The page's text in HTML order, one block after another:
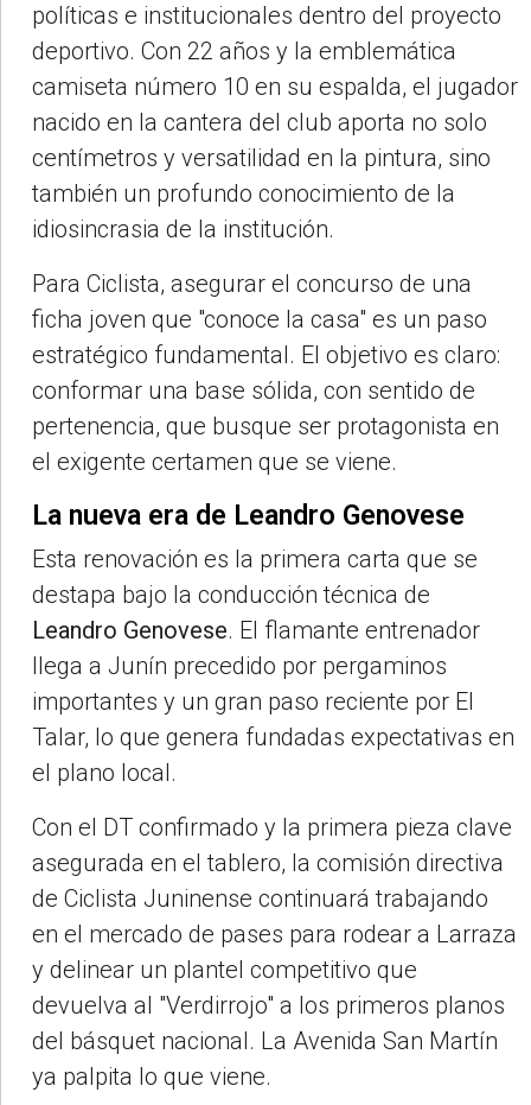
políticas e institucionales dentro del proyecto
deportivo. Con 22 años y la emblemática
camiseta número 10 en su espalda, el jugador
nacido en la cantera del club aporta no solo
centímetros y versatilidad en la pintura, sino
también un profundo conocimiento de la
idiosincrasia de la institución.
Para Ciclista, asegurar el concurso de una
ficha joven que "conoce la casa" es un paso
estratégico fundamental. El objetivo es claro:
conformar una base sólida, con sentido de
pertenencia, que busque ser protagonista en
el exigente certamen que se viene.
La nueva era de Leandro Genovese
Esta renovación es la primera carta que se
destapa bajo la conducción técnica de
Leandro Genovese. El flamante entrenador
llega a Junín precedido por pergaminos
importantes y un gran paso reciente por El
Talar, lo que genera fundadas expectativas en
el plano local.
Con el DT confirmado y la primera pieza clave
asegurada en el tablero, la comisión directiva
de Ciclista Juninense continuará trabajando
en el mercado de pases para rodear a Larraza
y delinear un plantel competitivo que
devuelva al "Verdirrojo" a los primeros planos
del básquet nacional. La Avenida San Martín
ya palpita lo que viene.